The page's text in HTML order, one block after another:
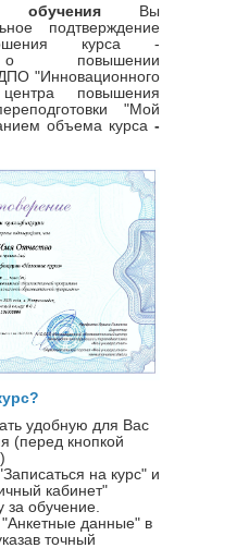
обучения Вы
подтверждение
курса -
о повышении
"Инновационного
центра повышения
"Мой
объема курса -
удобную для Вас
(перед кнопкой
на курс" и
кабинет"
за обучение.
данные" в
точный